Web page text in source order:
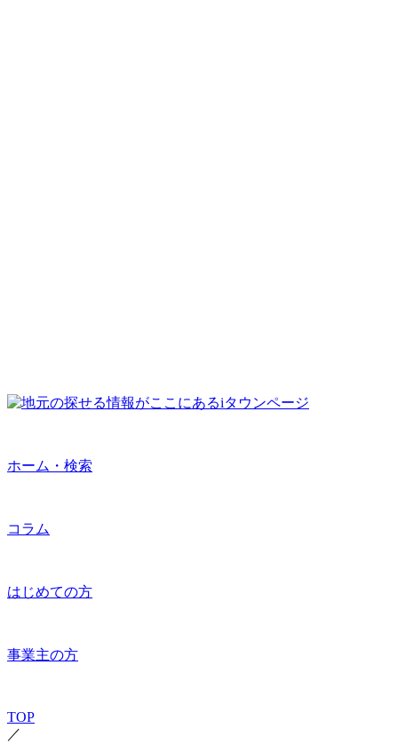
ホーム・検索
コラム
はじめての方
事業主の方
TOP
／